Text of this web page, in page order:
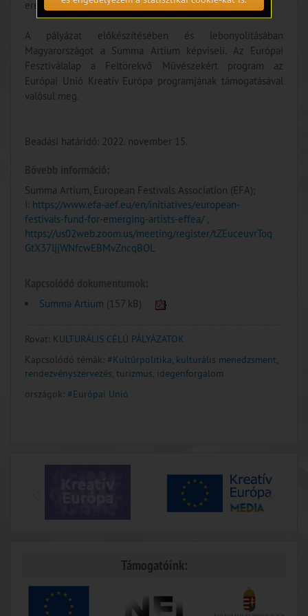
eredményhirdetésre várhatóan 2023 januárban kerül sor.
A pályázat előkészítésében és lebonyolításában
Magyarországot a Summa Artium képviseli. Az Európai
Fesztiválalap a Feltörekvő Művészekért program az
Európai Unió Kreatív Európa programjának támogatásával
valósul meg.
Beadási határidő: 2022. november 15.
Summa Artium, European Festivals Association (EFA);
I: https://www.efa-aef.eu/en/initiatives/european-
festivals-fund-for-emerging-artists-effea/,
https://us02web.zoom.us/meeting/register/tZEuceuvrToq
GtX37ljjWNfcwEBMvZncqBOL
Summa Artium (157 kB)
Rovat: KULTURÁLIS CÉLÚ PÁLYÁZATOK
Kapcsolódó témák: #Kultúrpolitika, kulturális menedzsment,
rendezvényszervezés, turizmus, idegenforgalom
országok: #Európai Unió
Támogatóink: